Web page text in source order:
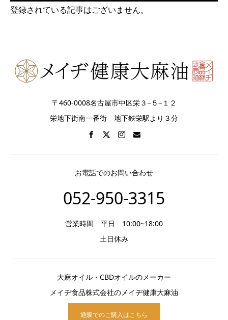
登録されている記事はございません。
〒460-0008名古屋市中区栄３−５−１２
栄地下街南一番街 地下鉄栄駅より３分
お電話でのお問い合わせ
052-950-3315
営業時間 平日 10:00~18:00
土日休み
大麻オイル・CBDオイルのメーカー
メイヂ食品株式会社のメイヂ健康大麻油
通販でのご購入はこちら